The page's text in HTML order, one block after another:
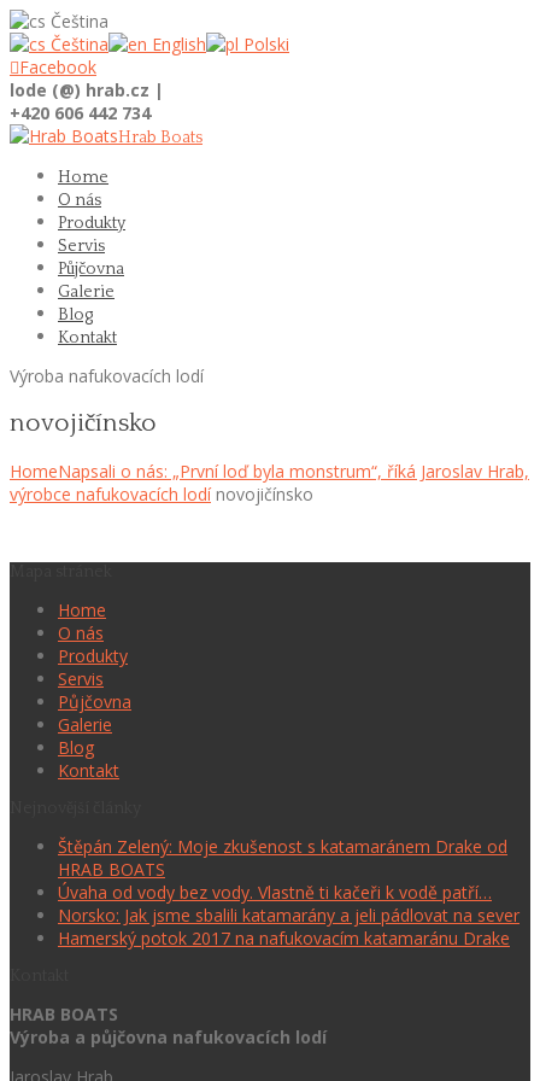
Čeština
Čeština
English
Polski
Facebook
lode (@) hrab.cz |
+420 606 442 734
Hrab Boats
Home
O nás
Produkty
Servis
Půjčovna
Galerie
Blog
Kontakt
Výroba nafukovacích lodí
novojičínsko
HomeNapsali o nás: „První loď byla monstrum“, říká Jaroslav Hrab,
výrobce nafukovacích lodí novojičínsko
Home
O nás
Produkty
Servis
Půjčovna
Galerie
Blog
Kontakt
Štěpán Zelený: Moje zkušenost s katamaránem Drake od
HRAB BOATS
Úvaha od vody bez vody. Vlastně ti kačeři k vodě patří…
Norsko: Jak jsme sbalili katamarány a jeli pádlovat na sever
Hamerský potok 2017 na nafukovacím katamaránu Drake
HRAB BOATS
Výroba a půjčovna nafukovacích lodí